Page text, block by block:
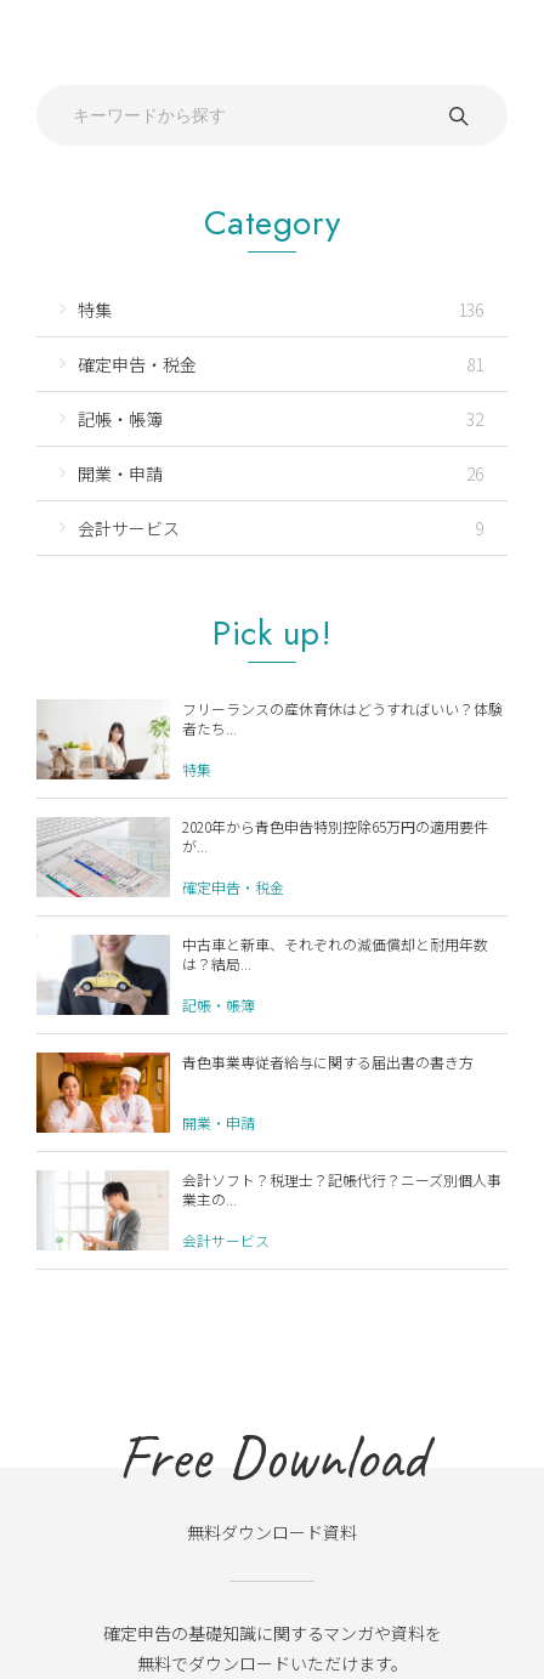
Category
特集 136
確定申告・税金 81
記帳・帳簿 32
開業・申請 26
会計サービス 9
Pick up!
フリーランスの産休育休はどうすればいい？体験
者たち...
特集
2020年から青色申告特別控除65万円の適用要件
が...
確定申告・税金
中古車と新車、それぞれの減価償却と耐用年数
は？結局...
記帳・帳簿
青色事業専従者給与に関する届出書の書き方
開業・申請
会計ソフト？税理士？記帳代行？ニーズ別個人事
業主の...
会計サービス
Free Download
無料ダウンロード資料
確定申告の基礎知識に関するマンガや資料を
無料でダウンロードいただけます。